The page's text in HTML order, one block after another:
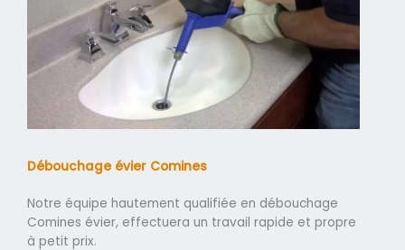
Débouchage évier Comines
Notre équipe hautement qualifiée en débouchage
Comines évier, effectuera un travail rapide et propre
à petit prix.